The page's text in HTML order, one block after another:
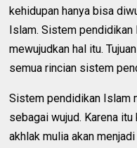
kehidupan hanya bisa
Islam. Sistem pendidikan
mewujudkan hal itu.
semua rincian sistem
Sistem pendidikan Islam
sebagai wujud. Karena
akhlak mulia akan